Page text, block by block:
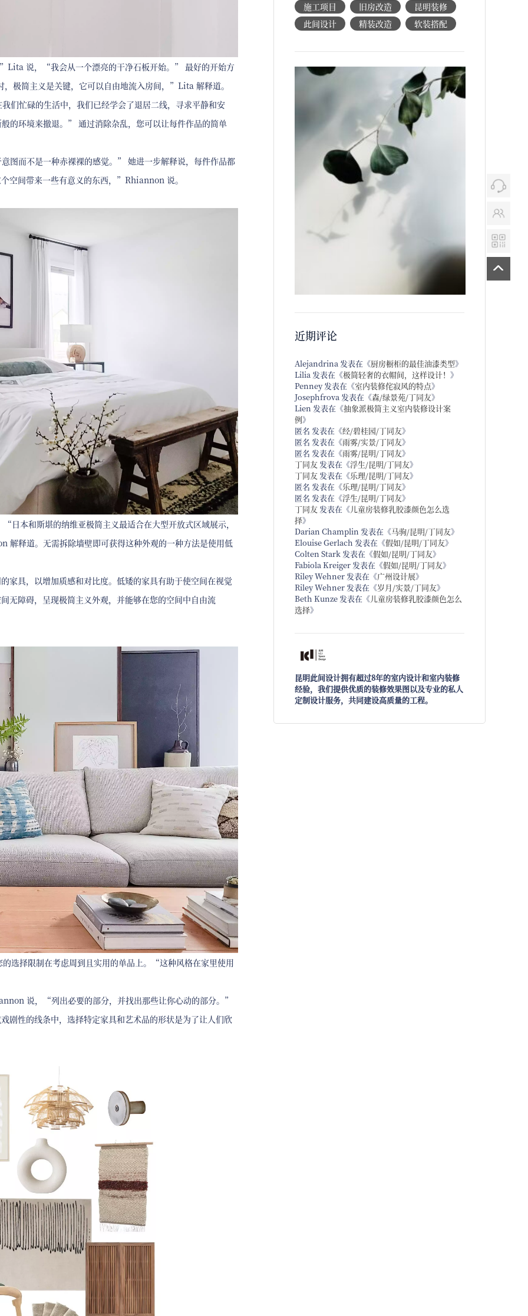
说，“我会从一个漂亮的干净石板开始。” 最好的开始方
极简主义是关键，它可以自由地流入房间，”Lita 解释道。
忙碌的生活中，我们已经学会了退居二线，寻求平静和安
环境来撤退。” 通过消除杂乱，您可以让每件作品的简单
而不是一种赤裸裸的感觉。” 她进一步解释说，每件作品都
空间带来一些有意义的东西，”Rhiannon 说。
本和斯堪的纳维亚极简主义最适合在大型开放式区域展示，
释道。无需拆除墙壁即可获得这种外观的一种方法是使用低
家具，以增加质感和对比度。低矮的家具有助于使空间在视觉
无障碍，呈现极简主义外观，并能够在您的空间中自由流
选择限制在考虑周到且实用的单品上。“这种风格在家里使用
说，“列出必要的部分，并找出那些让你心动的部分。”
剧性的线条中，选择特定家具和艺术品的形状是为了让人们欣
施工项目
旧房改造
昆明装修
此间设计
精装改造 软装搭配
近期评论
Alejandrina 发表在《厨房橱柜的最佳油漆类型》
Lilia 发表在《极简轻奢的衣帽间，这样设计！ 》
Penney发表在《室内装修侘寂风的特点》
Josephfrova 发表在《森/绿景苑/丁同友》
Lien 发表在《抽象派极简主义室内装修设计案
例》
匿名 发表在《经/碧桂园/丁同友》
匿名 发表在《雨雾/实景/丁同友》
匿名 发表在《雨雾/昆明/丁同友》
丁同友 发表在《浮生/昆明/丁同友》
丁同友 发表在《乐理/昆明/丁同友》
匿名 发表在《乐理/昆明/丁同友》
匿名 发表在《浮生/昆明/丁同友》
丁同友 发表在《儿童房装修乳胶漆颜色怎么选
择》
Darian Champlin 发表在《马驹/昆明/丁同友》
Elouise Gerlach 发表在《假如/昆明/丁同友》
Colten Stark 发表在《假如/昆明/丁同友》
Fabiola Kreiger 发表在《假如/昆明/丁同友》
Riley Wehner 发表在《广州设计展》
Riley Wehner 发表在《岁月/实景/丁同友》
Beth Kunze 发表在《儿童房装修乳胶漆颜色怎么
选择》
昆明此间设计拥有超过8年的室内设计和室内装修
经验，我们提供优质的装修效果图以及专业的私人
定制设计服务，共同建设高质量的工程。